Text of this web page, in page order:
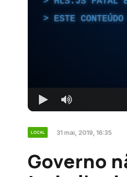
ESTE
LOCAL 31 mai, 2019, 16:35
Governo